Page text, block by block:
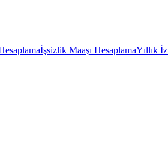
İşsizlik Maaşı HesaplamaYıllık